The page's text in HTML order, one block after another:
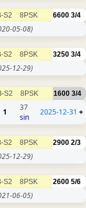
S2 8PSK 6600 3/4
05-08)
S2 8PSK 3250 3/4
12-29)
S2 8PSK 1600 3/4
1
37
sin
2025-12-31 +
S2 8PSK 2900 2/3
12-29)
S2 8PSK 2600 5/6
06-05)